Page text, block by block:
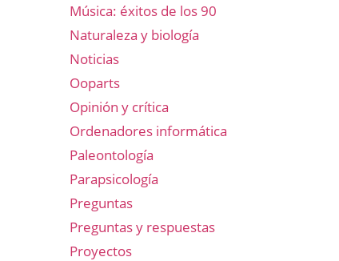
Música: éxitos de los 90
Naturaleza y biología
Noticias
Ooparts
Opinión y crítica
Ordenadores informática
Paleontología
Parapsicología
Preguntas
Preguntas y respuestas
Proyectos